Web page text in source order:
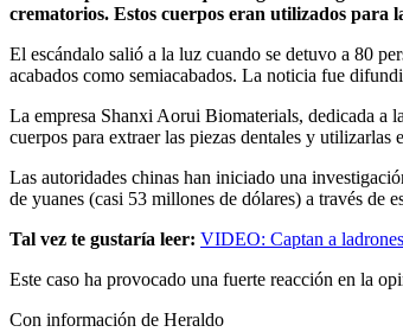
crematorios. Estos cuerpos eran utilizados para
El escándalo salió a la luz cuando se detuvo a 80
acabados como semiacabados. La noticia fue
La empresa Shanxi Aorui Biomaterials, dedicada a
cuerpos para extraer las piezas dentales y utilizarlas
Las autoridades chinas han iniciado una
de yuanes (casi 53 millones de dólares) a través de
Tal vez te gustaría leer: VIDEO: Captan a
Este caso ha provocado una fuerte reacción en la
Con información de Heraldo